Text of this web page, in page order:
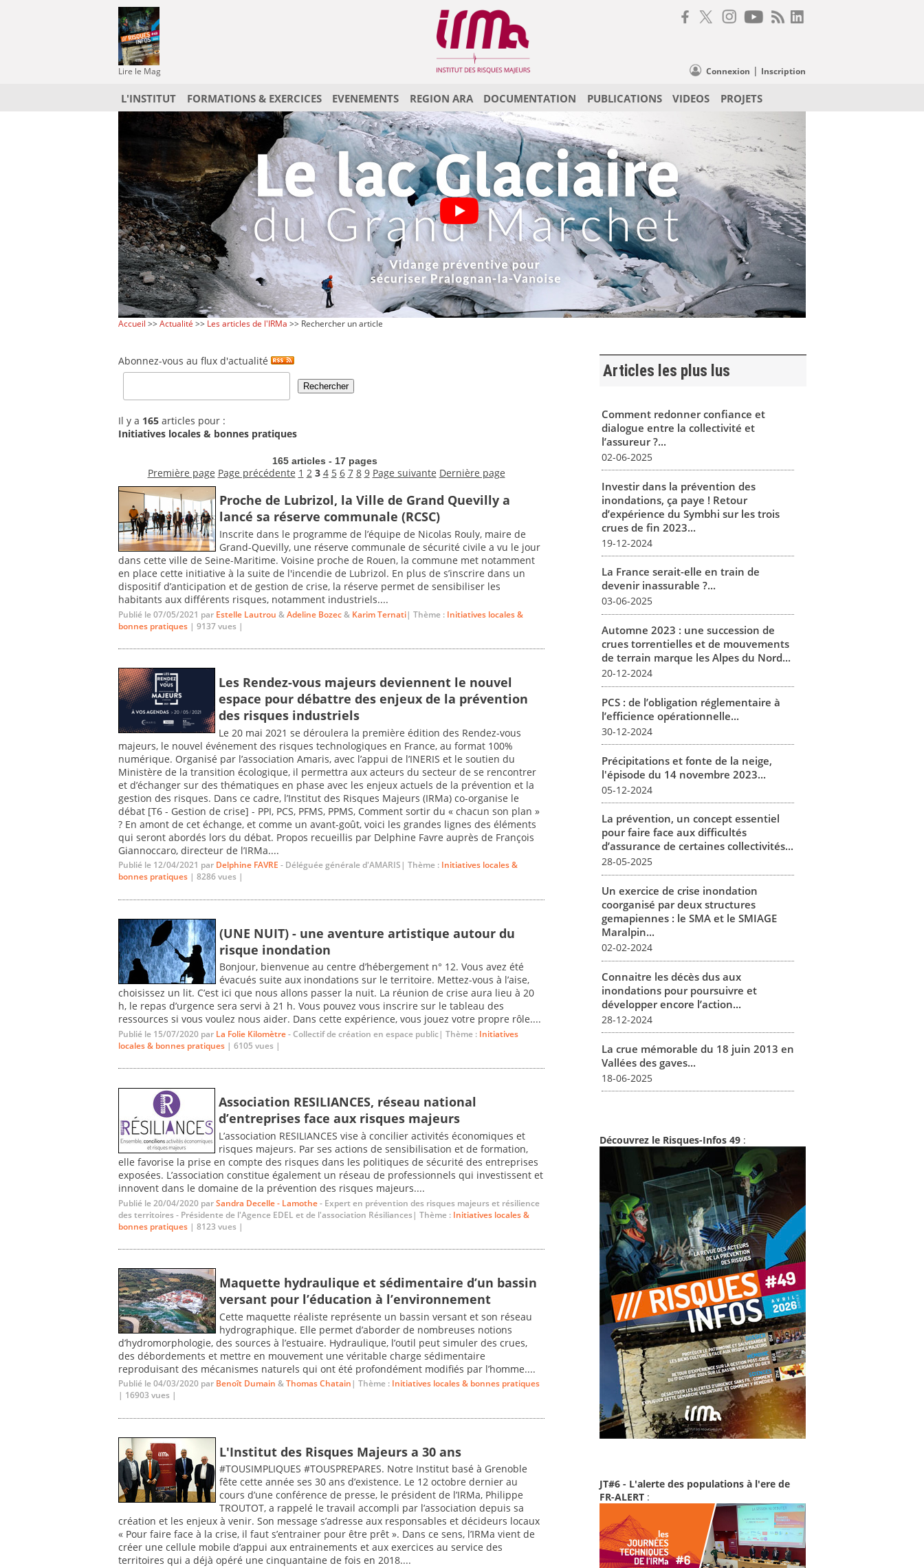
Lire le Mag Connexion | Inscription
L'INSTITUT FORMATIONS & EXERCICES EVENEMENTS REGION ARA DOCUMENTATION PUBLICATIONS VIDEOS PROJETS
Accueil >>Actualité >> Les articles de l'IRMa >> Rechercher un article
Abonnez-vous au flux d'actualité
Il y a 165 articles pour :
Initiatives locales & bonnes pratiques
165 articles - 17 pages
Première page Page précédente 1 2 3 4 5 6 7 8 9 Page suivante Dernière page
Proche de Lubrizol, la Ville de Grand Quevilly a
lancé sa réserve communale (RCSC)
Inscrite dans le programme de l’équipe de Nicolas Rouly, maire de
Grand-Quevilly, une réserve communale de sécurité civile a vu le jour
dans cette ville de Seine-Maritime. Voisine proche de Rouen, la commune met notamment
en place cette initiative à la suite de l'incendie de Lubrizol. En plus de s’inscrire dans un
dispositif d’anticipation et de gestion de crise, la réserve permet de sensibiliser les
habitants aux différents risques, notamment industriels....
Publié le 07/05/2021 par Estelle Lautrou &Adeline Bozec& Karim Ternati| Thème : Initiatives locales &
bonnes pratiques | 9137 vues |
Les Rendez-vous majeurs deviennent le nouvel
espace pour débattre des enjeux de la prévention
des risques industriels
Le 20 mai 2021 se déroulera la première édition des Rendez-vous
majeurs, le nouvel événement des risques technologiques en France, au format 100%
numérique. Organisé par l’association Amaris, avec l’appui de l’INERIS et le soutien du
Ministère de la transition écologique, il permettra aux acteurs du secteur de se rencontrer
et d’échanger sur des thématiques en phase avec les enjeux actuels de la prévention et la
gestion des risques. Dans ce cadre, l’Institut des Risques Majeurs (IRMa) co-organise le
débat [T6 - Gestion de crise] - PPI, PCS, PFMS, PPMS, Comment sortir du « chacun son plan »
? En amont de cet échange, et comme un avant-goût, voici les grandes lignes des éléments
qui seront abordés lors du débat. Propos recueillis par Delphine Favre auprès de François
Giannoccaro, directeur de l’IRMa....
Publié le 12/04/2021 par Delphine FAVRE - Déléguée générale d'AMARIS| Thème : Initiatives locales &
bonnes pratiques | 8286 vues |
(UNE NUIT) - une aventure artistique autour du
risque inondation
Bonjour, bienvenue au centre d’hébergement n° 12. Vous avez été
évacués suite aux inondations sur le territoire. Mettez-vous à l’aise,
choisissez un lit. C’est ici que nous allons passer la nuit. La réunion de crise aura lieu à 20
h, le repas d’urgence sera servi à 21 h. Vous pouvez vous inscrire sur le tableau des
ressources si vous voulez nous aider. Dans cette expérience, vous jouez votre propre rôle....
Publié le 15/07/2020 par La Folie Kilomètre- Collectif de création en espace public| Thème : Initiatives
locales & bonnes pratiques | 6105 vues |
Association RESILIANCES, réseau national
d’entreprises face aux risques majeurs
L’association RESILIANCES vise à concilier activités économiques et
risques majeurs. Par ses actions de sensibilisation et de formation,
elle favorise la prise en compte des risques dans les politiques de sécurité des entreprises
exposées. L’association constitue également un réseau de professionnels qui investissent et
innovent dans le domaine de la prévention des risques majeurs....
Publié le 20/04/2020 parSandra Decelle - Lamothe- Expert en prévention des risques majeurs et résilience
des territoires - Présidente de l'Agence EDEL et de l'association Résiliances| Thème : Initiatives locales &
bonnes pratiques | 8123 vues |
Maquette hydraulique et sédimentaire d’un bassin
versant pour l’éducation à l’environnement
Cette maquette réaliste représente un bassin versant et son réseau
hydrographique. Elle permet d’aborder de nombreuses notions
d’hydromorphologie, des sources à l’estuaire. Hydraulique, l’outil peut simuler des crues,
des débordements et mettre en mouvement une véritable charge sédimentaire
reproduisant des mécanismes naturels qui ont été profondément modifiés par l’homme....
Publié le 04/03/2020 par Benoît Dumain &Thomas Chatain | Thème : Initiatives locales & bonnes pratiques
| 16903 vues |
L'Institut des Risques Majeurs a 30 ans
#TOUSIMPLIQUES #TOUSPREPARES. Notre Institut basé à Grenoble
fête cette année ses 30 ans d’existence. Le 12 octobre dernier au
cours d’une conférence de presse, le président de l’IRMa, Philippe
TROUTOT, a rappelé le travail accompli par l’association depuis sa
création et les enjeux à venir. Son message s’adresse aux responsables et décideurs locaux
« Pour faire face à la crise, il faut s’entrainer pour être prêt ». Dans ce sens, l’IRMa vient de
créer une cellule mobile d’appui aux entrainements et aux exercices au service des
territoires qui a déjà opéré une cinquantaine de fois en 2018....
Articles les plus lus
Comment redonner confiance et
dialogue entre la collectivité et
l’assureur ?...
02-06-2025
Investir dans la prévention des
inondations, ça paye ! Retour
d’expérience du Symbhi sur les trois
crues de fin 2023...
19-12-2024
La France serait-elle en train de
devenir inassurable ?...
03-06-2025
Automne 2023 : une succession de
crues torrentielles et de mouvements
de terrain marque les Alpes du Nord...
20-12-2024
PCS : de l’obligation réglementaire à
l’efficience opérationnelle...
30-12-2024
Précipitations et fonte de la neige,
l'épisode du 14 novembre 2023...
05-12-2024
La prévention, un concept essentiel
pour faire face aux difficultés
d’assurance de certaines collectivités...
28-05-2025
Un exercice de crise inondation
coorganisé par deux structures
gemapiennes : le SMA et le SMIAGE
Maralpin...
02-02-2024
Connaitre les décès dus aux
inondations pour poursuivre et
développer encore l’action...
28-12-2024
La crue mémorable du 18 juin 2013 en
Vallées des gaves...
18-06-2025
Découvrez le Risques-Infos 49 :
JT#6 - L'alerte des populations à l'ere de
FR-ALERT :